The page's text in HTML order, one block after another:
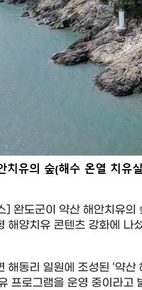
] 완도군이 약산 해안치유
해양치유 콘텐츠 강화에 나
해동리 일원에 조성된 ‘약산
프로그램을 운영 중이라고